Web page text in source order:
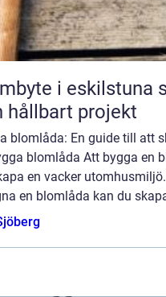
i eskilstuna så planerar du ett tryggt
hållbart projekt
blomlåda: En guide till att
blomlåda Att bygga en
en vacker
en blomlåda kan du